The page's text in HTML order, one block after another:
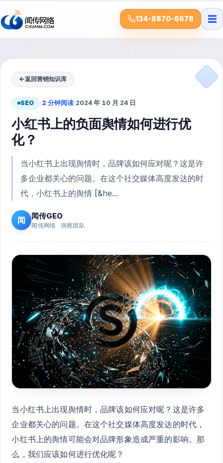
134-8870-6678 ☰
←返回营销知识库
SEO ·2 分钟阅读·2024 年 10 月 24 日
小红书上的负面舆情如何进行优
化？
当小红书上出现舆情时，品牌该如何应对呢？这是许
多企业都关心的问题。在这个社交媒体高度发达的时
代，小红书上的舆情 [&he...
闻 闻传GEO
闻传网络 · 洞察团队
当小红书上出现舆情时，品牌该如何应对呢？这是许多
企业都关心的问题。在这个社交媒体高度发达的时代，
小红书上的舆情可能会对品牌形象造成严重的影响。那
么，我们应该如何进行优化呢？